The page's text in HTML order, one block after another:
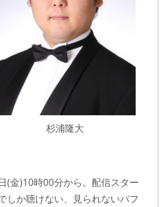
杉浦隆大
(金)10時00分から。配信スター
しか聴けない、見られないパフ